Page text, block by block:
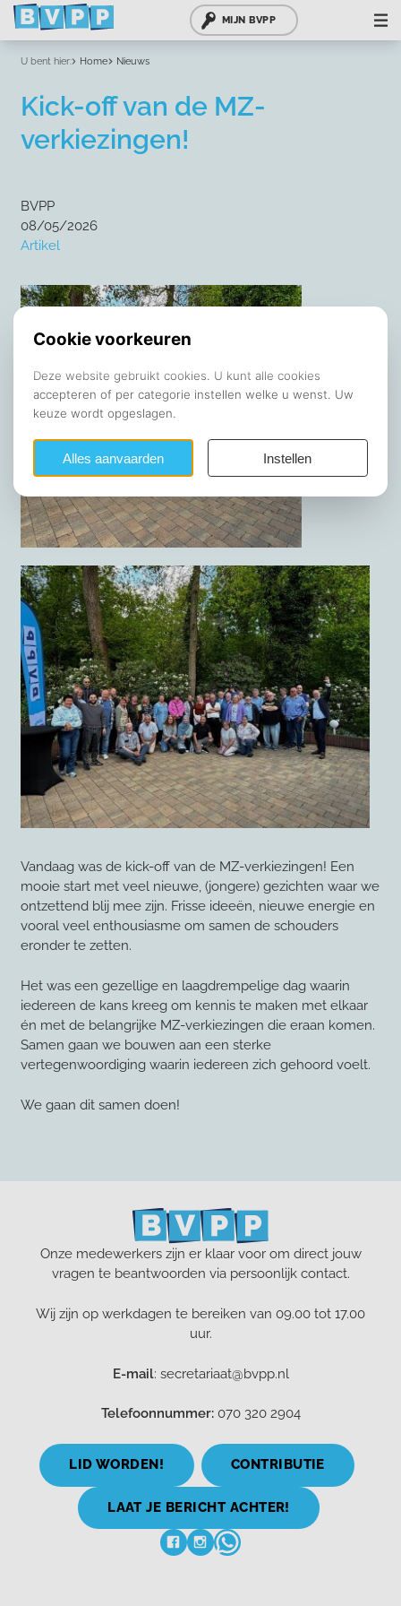
MIJN BVPP
U bent hier: Home Nieuws
Kick-off van de MZ-
verkiezingen!
BVPP
08/05/2026
Artikel
Vandaag was de kick-off van de MZ-verkiezingen! Een
mooie start met veel nieuwe, (jongere) gezichten waar we
ontzettend blij mee zijn. Frisse ideeën, nieuwe energie en
vooral veel enthousiasme om samen de schouders
eronder te zetten.
Het was een gezellige en laagdrempelige dag waarin
iedereen de kans kreeg om kennis te maken met elkaar
én met de belangrijke MZ-verkiezingen die eraan komen.
Samen gaan we bouwen aan een sterke
vertegenwoordiging waarin iedereen zich gehoord voelt.
We gaan dit samen doen!
Onze medewerkers zijn er klaar voor om direct jouw
vragen te beantwoorden via persoonlijk contact.
Wij zijn op werkdagen te bereiken van 09.00 tot 17.00
uur.
E-mail: secretariaat@bvpp.nl
Telefoonnummer:070 320 2904
LID WORDEN! CONTRIBUTIE
LAAT JE BERICHT ACHTER!